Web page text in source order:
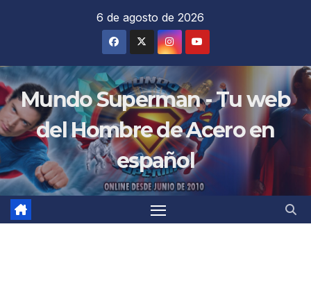
6 de agosto de 2026
Mundo Superman - Tu web
del Hombre de Acero en
español